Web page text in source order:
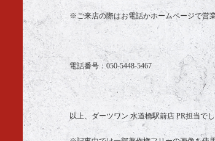
※ご来店の際はお電話かホームページで営
電話番号：050-5448-5467
以上、ダーツワン 水道橋駅前店 PR担当で